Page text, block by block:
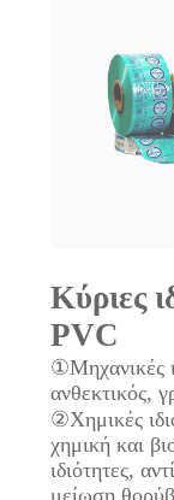
Κύριες
PVC
①Μηχανικές
ανθεκτικός,
②Χημικές
χημική και
ιδιότητες,
μείωση